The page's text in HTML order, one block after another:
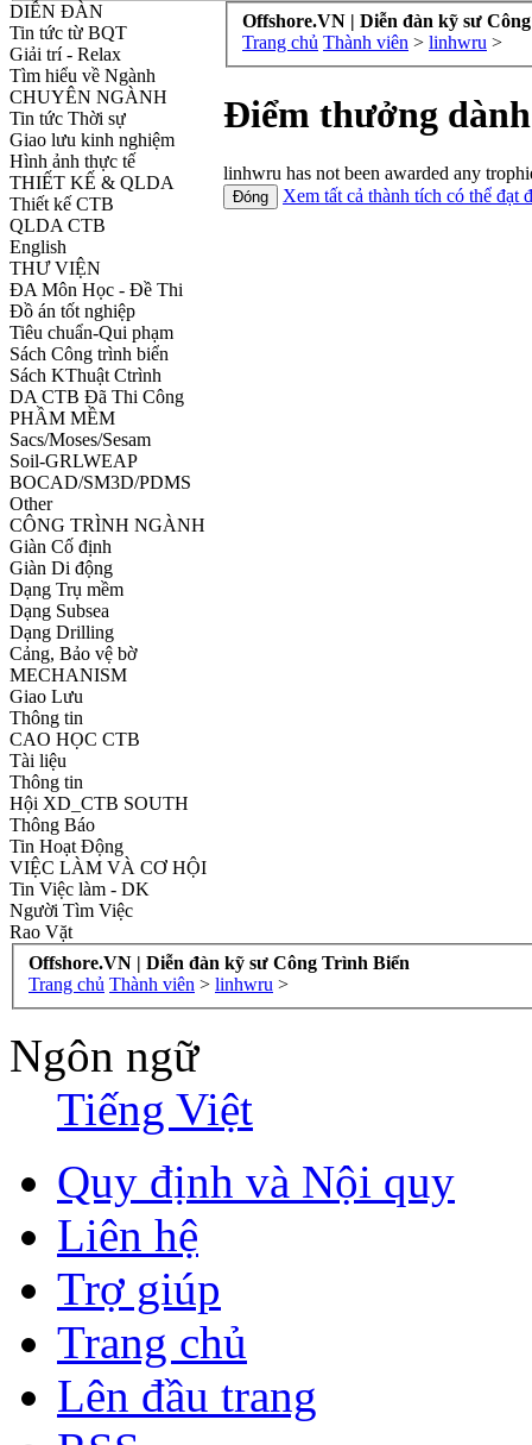
DIỄN ĐÀN
Tin tức từ BQT
Giải trí - Relax
Tìm hiểu về Ngành
CHUYÊN NGÀNH
Tin tức Thời sự
Giao lưu kinh nghiệm
Hình ảnh thực tế
THIẾT KẾ & QLDA
Thiết kế CTB
QLDA CTB
English
THƯ VIỆN
ĐA Môn Học - Đề Thi
Đồ án tốt nghiệp
Tiêu chuẩn-Qui phạm
Sách Công trình biển
Sách KThuật Ctrình
DA CTB Đã Thi Công
PHẦM MỀM
Sacs/Moses/Sesam
Soil-GRLWEAP
BOCAD/SM3D/PDMS
Other
CÔNG TRÌNH NGÀNH
Giàn Cố định
Giàn Di động
Dạng Trụ mềm
Dạng Subsea
Dạng Drilling
Cảng, Bảo vệ bờ
MECHANISM
Giao Lưu
Thông tin
CAO HỌC CTB
Tài liệu
Thông tin
Hội XD_CTB SOUTH
Thông Báo
Tin Hoạt Động
VIỆC LÀM VÀ CƠ HỘI
Tin Việc làm - DK
Người Tìm Việc
Rao Vặt
Offshore.VN | Diễn đàn kỹ sư
Trang chủ Thành viên > linhwru >
Điểm thưởng
linhwru has not been awarded any
Xem tất cả thành tích có thể đạt
Offshore.VN | Diễn đàn kỹ sư Công Trình Biển
Trang chủ Thành viên > linhwru >
Ngôn ngữ
Tiếng Việt
Quy định và Nội quy
Liên hệ
Trợ giúp
Trang chủ
Lên đầu trang